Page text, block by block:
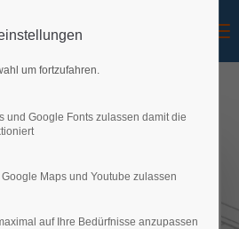
um fortzufahren.
und Google Fonts zulassen damit die
Maps und Youtube zulassen
auf Ihre Bedürfnisse anzupassen